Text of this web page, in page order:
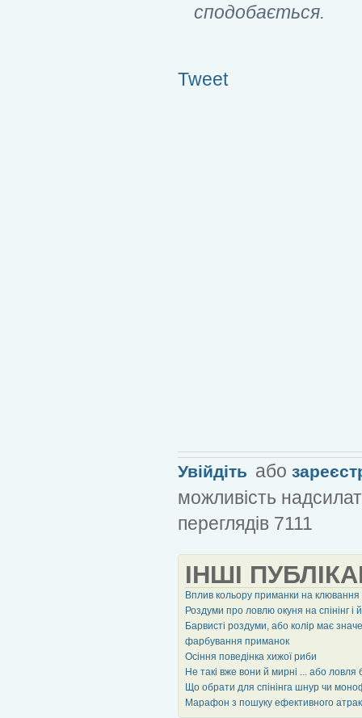
сподобається.
Tweet
Увійдіть або
можливість
переглядів 7111
ІНШІ
Вплив кольору приманки на
Роздуми про ловлю окуня на спінінг і
Барвисті роздуми, або колір має
фарбування приманок
Осіння поведінка хижої риби
Не такі вже вони й мирні ... або ловля
Що обрати для спінінга шнур чи
Марафон з пошуку ефективного